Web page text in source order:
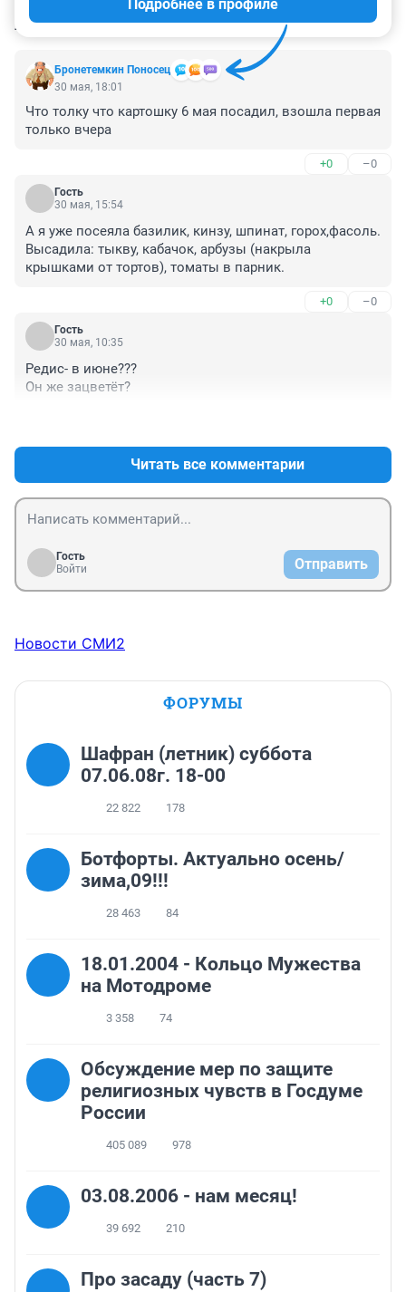
КОММЕНТАРИИ 6
Бронетемкин Поносец
Подробнее в профиле
30 мая, 18:01
Что толку что картошку 6 мая посадил, взошла первая
только вчера
+0 –0
Гость
30 мая, 15:54
А я уже посеяла базилик, кинзу, шпинат, горох,фасоль.
Высадила: тыкву, кабачок, арбузы (накрыла
крышками от тортов), томаты в парник.
+0 –0
Гость
30 мая, 10:35
Редис- в июне???
Он же зацветёт?
Читать все комментарии
Гость
Войти
Отправить
Новости СМИ2
ФОРУМЫ
Шафран (летник) суббота
07.06.08г. 18-00
22 822 178
Ботфорты. Актуально осень/
зима,09!!!
28 463 84
18.01.2004 - Кольцо Мужества
на Мотодроме
3 358 74
Обсуждение мер по защите
религиозных чувств в Госдуме
России
405 089 978
03.08.2006 - нам месяц!
39 692 210
Про засаду (часть 7)